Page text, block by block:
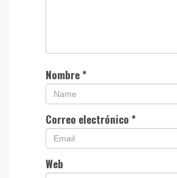
Nombre*
Correo electrónico *
Web